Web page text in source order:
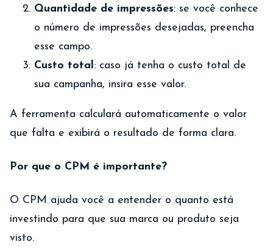
Quantidade de impressões: se você conhece
o número de impressões desejadas, preencha
esse campo.
Custo total : caso já tenha o custo total de
sua campanha, insira esse valor.
A ferramenta calculará automaticamente o valor
que falta e exibirá o resultado de forma clara.
Por que o CPM é importante?
O CPM ajuda você a entender o quanto está
investindo para que sua marca ou produto seja
visto.